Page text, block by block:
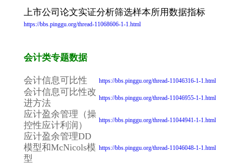
上市公司论文实证分析筛选样本所用数据指标
https://bbs.pinggu.org/thread-11068606-1-1.html
会计类专题数据
会计信息可比性 https://bbs.pinggu.org/thread-11046316-1-1.html
会计信息可比性改
进方法
https://bbs.pinggu.org/thread-11046955-1-1.html
应计盈余管理（操
控性应计利润）
https://bbs.pinggu.org/thread-11044941-1-1.html
应计盈余管理DD
模型和McNicols模
型
https://bbs.pinggu.org/thread-11046048-1-1.html